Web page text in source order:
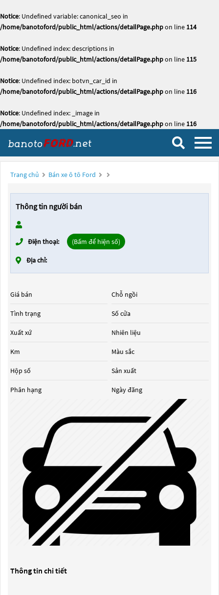
Notice: Undefined variable: canonical_seo in
/home/banotoford/public_html/actions/detailPage.phpon line 114
Notice: Undefined index: descriptions in
/home/banotoford/public_html/actions/detailPage.phpon line 115
Notice: Undefined index: botvn_car_id in
/home/banotoford/public_html/actions/detailPage.phpon line 116
Notice: Undefined index: _image in
/home/banotoford/public_html/actions/detailPage.phpon line 116
Trang chủ Bán xe ô tô Ford
Thông tin người bán
Điện thoại: (Bấm để hiện số)
Địa chỉ:
Giá bán
Tình trạng
Xuất xứ
Km
Hộp số
Phân hạng
Chỗ ngồi
Số cửa
Nhiên liệu
Màu sắc
Sản xuất
Ngày đăng
Thông tin chi tiết